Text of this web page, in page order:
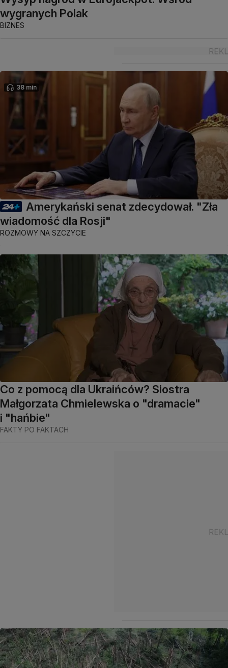
wygranych Polak
BIZNES
38 min
Amerykański senat zdecydował. "Zła
wiadomość dla Rosji"
ROZMOWY NA SZCZYCIE
Co z pomocą dla Ukraińców? Siostra
Małgorzata Chmielewska o "dramacie"
i "hańbie"
FAKTY PO FAKTACH